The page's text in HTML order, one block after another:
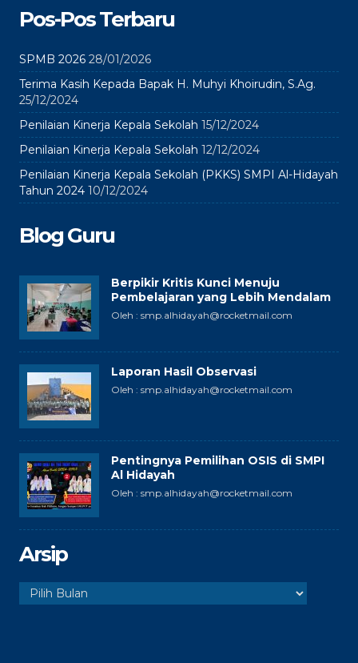
Pos-Pos Terbaru
SPMB 2026 28/01/2026
Terima Kasih Kepada Bapak H. Muhyi Khoirudin, S.Ag.
25/12/2024
Penilaian Kinerja Kepala Sekolah 15/12/2024
Penilaian Kinerja Kepala Sekolah 12/12/2024
Penilaian Kinerja Kepala Sekolah (PKKS) SMPI Al-Hidayah
Tahun 2024 10/12/2024
Blog Guru
Berpikir Kritis Kunci Menuju
Pembelajaran yang Lebih Mendalam
Oleh : smp.alhidayah@rocketmail.com
Laporan Hasil Observasi
Oleh : smp.alhidayah@rocketmail.com
Pentingnya Pemilihan OSIS di SMPI
Al Hidayah
Oleh : smp.alhidayah@rocketmail.com
Arsip
Arsip